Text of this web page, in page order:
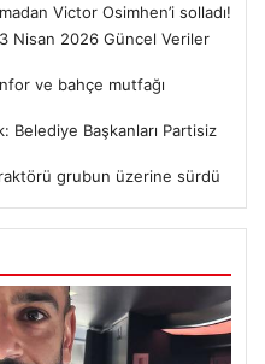
Victor Osimhen’i solladı!
Nisan 2026 Güncel Veriler
ve bahçe mutfağı
Belediye Başkanları Partisiz
grubun üzerine sürdü